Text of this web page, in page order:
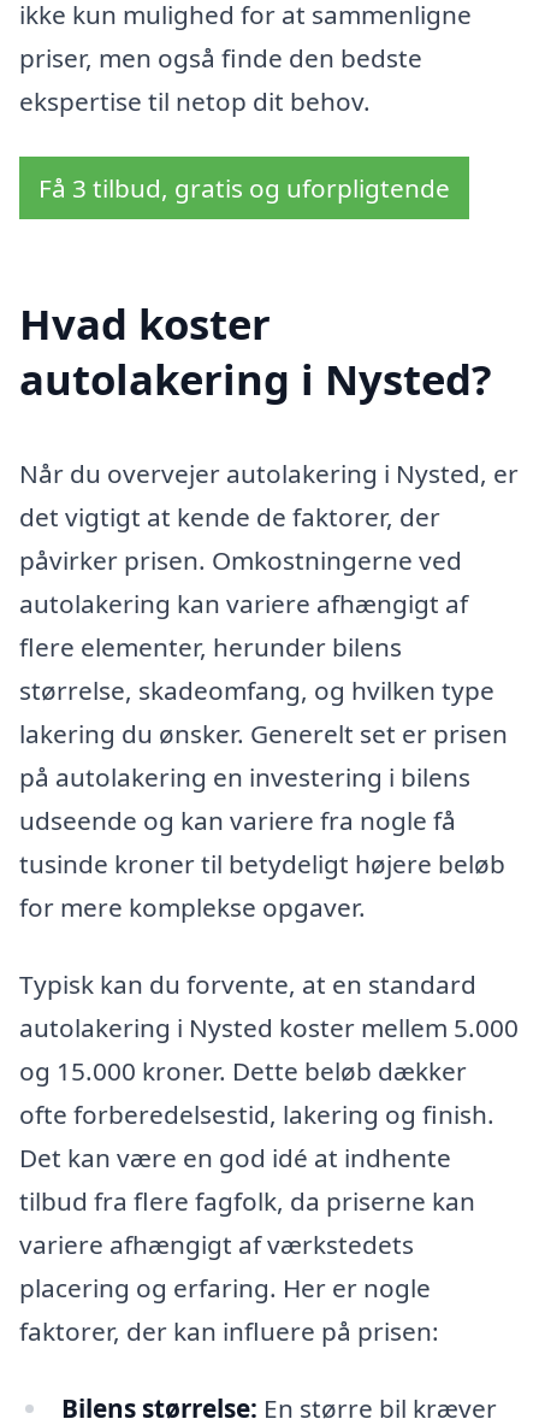
ikke kun mulighed for at sammenligne
priser, men også finde den bedste
ekspertise til netop dit behov.
Få 3 tilbud, gratis og uforpligtende
Hvad koster
autolakering i Nysted?
Når du overvejer autolakering i Nysted, er
det vigtigt at kende de faktorer, der
påvirker prisen. Omkostningerne ved
autolakering kan variere afhængigt af
flere elementer, herunder bilens
størrelse, skadeomfang, og hvilken type
lakering du ønsker. Generelt set er prisen
på autolakering en investering i bilens
udseende og kan variere fra nogle få
tusinde kroner til betydeligt højere beløb
for mere komplekse opgaver.
Typisk kan du forvente, at en standard
autolakering i Nysted koster mellem 5.000
og 15.000 kroner. Dette beløb dækker
ofte forberedelsestid, lakering og finish.
Det kan være en god idé at indhente
tilbud fra flere fagfolk, da priserne kan
variere afhængigt af værkstedets
placering og erfaring. Her er nogle
faktorer, der kan influere på prisen:
Bilens størrelse: En større bil kræver